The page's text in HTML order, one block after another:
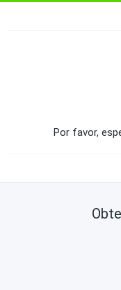
Por favor,